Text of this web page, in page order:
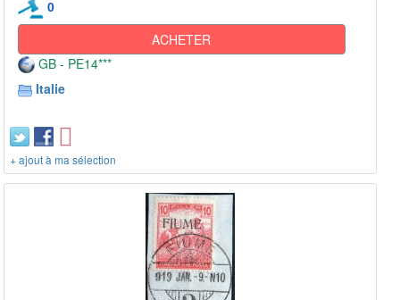
0
ACHETER
GB - PE14***
Italie
+ ajout à ma sélection